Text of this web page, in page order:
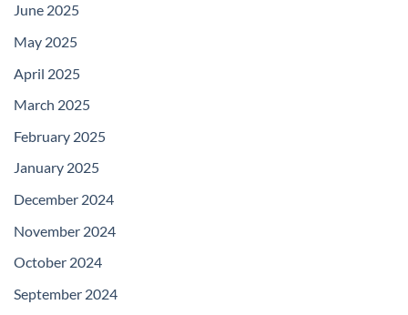
June 2025
May 2025
April 2025
March 2025
February 2025
January 2025
December 2024
November 2024
October 2024
September 2024